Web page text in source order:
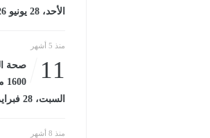
الأحد، 28 يونيو 2026 01:52 مـ
منذ 5 أشهر
11
صحة
السبت، 28 فبراير 2026 09:18 مـ
منذ 8 أشهر